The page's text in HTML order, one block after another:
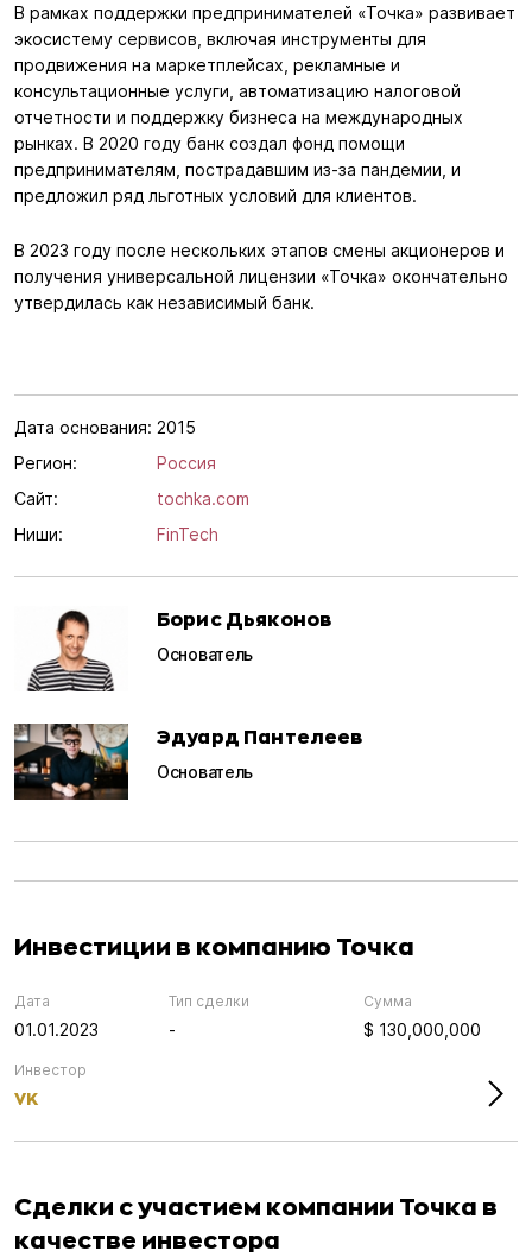
В рамках поддержки предпринимателей «Точка» развивает
экосистему сервисов, включая инструменты для
продвижения на маркетплейсах, рекламные и
консультационные услуги, автоматизацию налоговой
отчетности и поддержку бизнеса на международных
рынках. В 2020 году банк создал фонд помощи
предпринимателям, пострадавшим из-за пандемии, и
предложил ряд льготных условий для клиентов.
В 2023 году после нескольких этапов смены акционеров и
получения универсальной лицензии «Точка» окончательно
утвердилась как независимый банк.
Дата основания: 2015
Регион:
Россия
Сайт:
tochka.com
Ниши:
FinTech
Борис Дьяконов
Основатель
Эдуард Пантелеев
Основатель
Инвестиции в компанию Точка
Дата
01.01.2023
Тип сделки
-
Сумма
$ 130,000,000
Инвестор
VK
Сделки с участием компании Точка в
качестве инвестора